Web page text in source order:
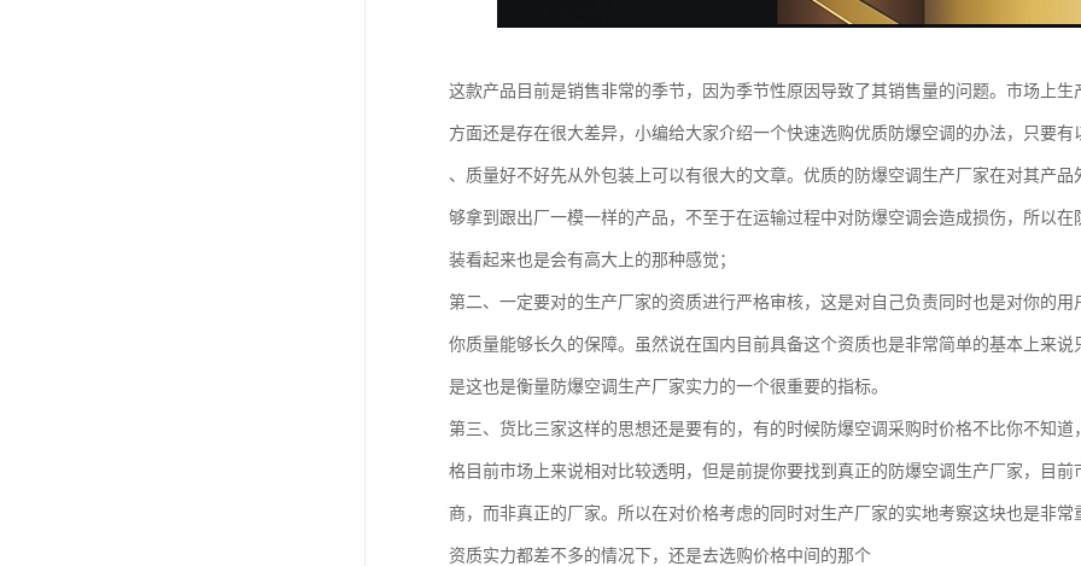
这款产品目前是销售非常的季节，因为季节性原因导致了其销售量的问题。市场上
方面还是存在很大差异，小编给大家介绍一个快速选购优质防爆空调的办法，只要有
、质量好不好先从外包装上可以有很大的文章。优质的防爆空调生产厂家在对其产
够拿到跟出厂一模一样的产品，不至于在运输过程中对防爆空调会造成损伤，所以
装看起来也是会有高大上的那种感觉；
第二、一定要对的生产厂家的资质进行严格审核，这是对自己负责同时也是对你的
你质量能够长久的保障。虽然说在国内目前具备这个资质也是非常简单的基本上来
是这也是衡量防爆空调生产厂家实力的一个很重要的指标。
第三、货比三家这样的思想还是要有的，有的时候防爆空调采购时价格不比你不知
格目前市场上来说相对比较透明，但是前提你要找到真正的防爆空调生产厂家，目
商，而非真正的厂家。所以在对价格考虑的同时对生产厂家的实地考察这块也是非
资质实力都差不多的情况下，还是去选购价格中间的那个